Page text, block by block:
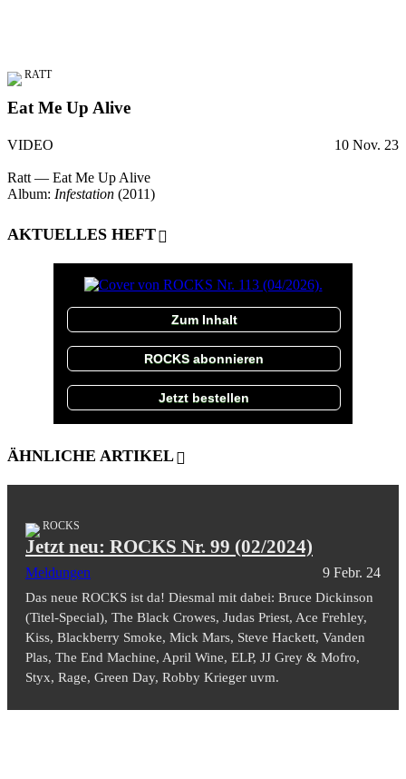
RATT
Eat Me Up Alive
VIDEO 10 Nov. 23
Ratt — Eat Me Up Alive
Album: Infestation (2011)
AKTUELLES HEFT
Zum Inhalt
ROCKS abonnieren
Jetzt bestellen
ÄHNLICHE ARTIKEL
ROCKS
Jetzt neu: ROCKS Nr. 99 (02/2024)
Meldungen 9 Febr. 24
Das neue ROCKS ist da! Diesmal mit dabei: Bruce Dickinson
(Titel-Special), The Black Crowes, Judas Priest, Ace Frehley,
Kiss, Blackberry Smoke, Mick Mars, Steve Hackett, Vanden
Plas, The End Machine, April Wine, ELP, JJ Grey & Mofro,
Styx, Rage, Green Day, Robby Krieger uvm.